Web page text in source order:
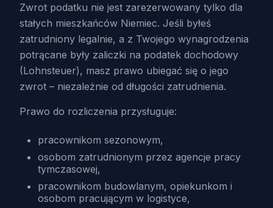
Zwrot podatku nie jest zarezerwowany tylko dla
stałych mieszkańców Niemiec. Jeśli byłeś
zatrudniony legalnie, a z Twojego wynagrodzenia
potrącane były zaliczki na podatek dochodowy
(Lohnsteuer), masz prawo ubiegać się o jego
zwrot – niezależnie od długości zatrudnienia.
Prawo do rozliczenia przysługuje:
pracownikom sezonowym,
osobom zatrudnionym przez agencje pracy
tymczasowej,
pracownikom budowlanym, opiekunkom i
osobom pracującym w logistyce,